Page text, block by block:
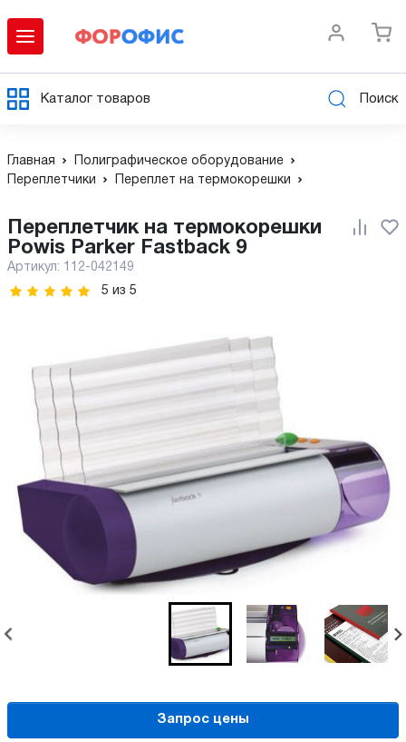
Каталог товаров Поиск
Главная
Полиграфическое оборудование
Переплетчики
Переплет на термокорешки
Powis Parker Fastback 9
Артикул: 112-042149
5 из 5
Запрос цены